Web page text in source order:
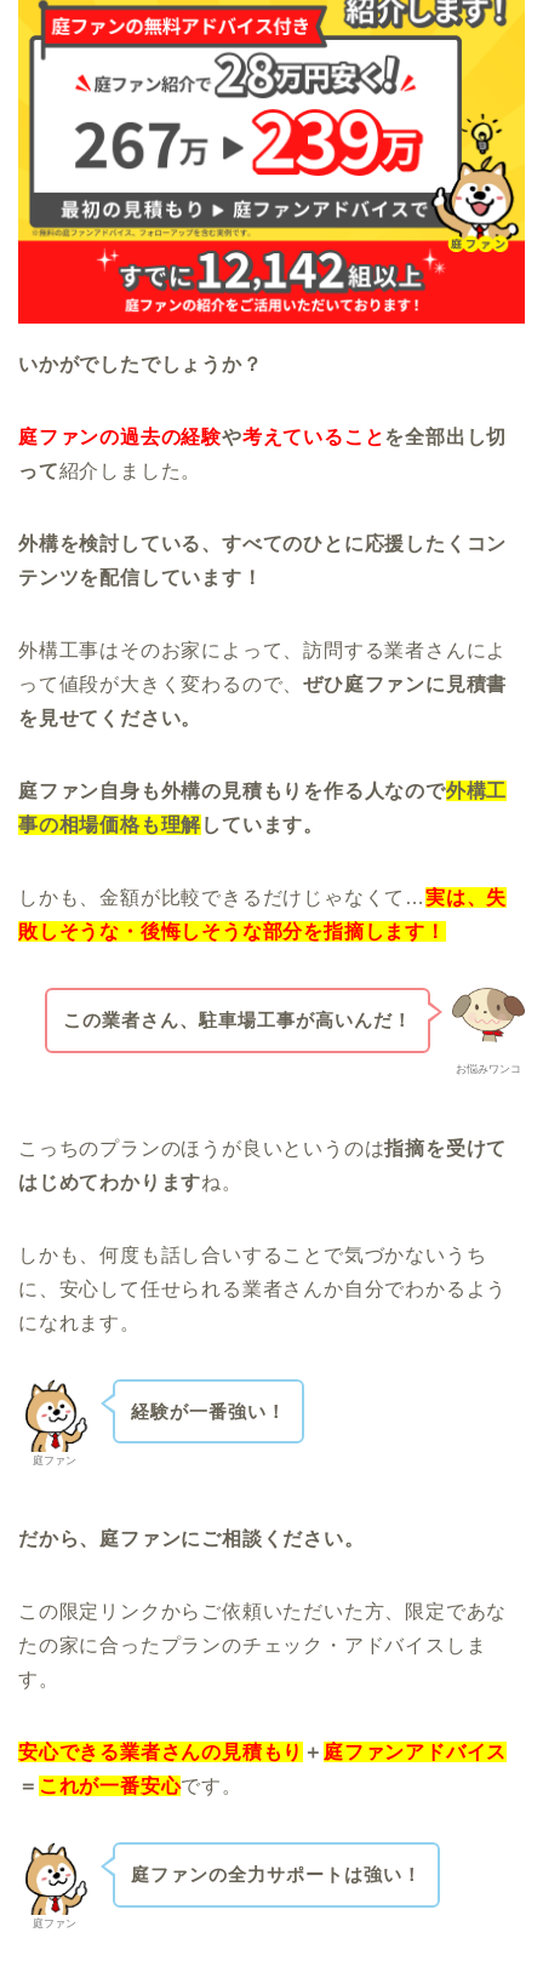
いかがでしたでしょうか？
庭ファンの過去の経験や考えていることを全部出し切
って紹介しました。
外構を検討している、すべてのひとに応援したくコン
テンツを配信しています！
外構工事はそのお家によって、訪問する業者さんによ
って値段が大きく変わるので、ぜひ庭ファンに見積書
を見せてください。
庭ファン自身も外構の見積もりを作る人なので外構工
事の相場価格も理解しています。
しかも、金額が比較できるだけじゃなくて…実は、失
敗しそうな・後悔しそうな部分を指摘します！
お悩みワンコ
この業者さん、駐車場工事が高いんだ！
こっちのプランのほうが良いというのは指摘を受けて
はじめてわかりますね。
しかも、何度も話し合いすることで気づかないうち
に、安心して任せられる業者さんか自分でわかるよう
になれます。
庭ファン
経験が一番強い！
だから、庭ファンにご相談ください。
この限定リンクからご依頼いただいた方、限定であな
たの家に合ったプランのチェック・アドバイスしま
す。
安心できる業者さんの見積もり ＋ 庭ファンアドバイス
＝ これが一番安心です。
庭ファン
庭ファンの全力サポートは強い！